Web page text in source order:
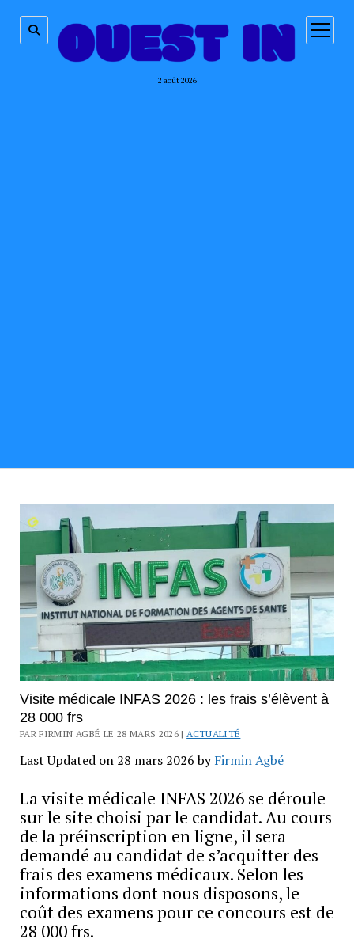
2 août 2026
ouvrir
menu
Visite médicale INFAS 2026 : les frais s’élèvent à
28 000 frs
PAR FIRMIN AGBÉ LE 28 MARS 2026 | ACTUALITÉ
Last Updated on 28 mars 2026 byFirmin Agbé
La visite médicale INFAS 2026 se déroule
sur le site choisi par le candidat. Au cours
de la préinscription en ligne, il sera
demandé au candidat de s’acquitter des
frais des examens médicaux. Selon les
informations dont nous disposons, le
coût des examens pour ce concours est de
28 000 frs.